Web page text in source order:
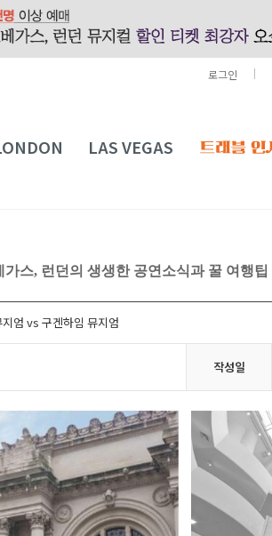
로그인
LAS VEGAS
가스, 런던의 생생한 공연소식과 꿀 여행팁
엄 vs 구겐하임 뮤지엄
작성일